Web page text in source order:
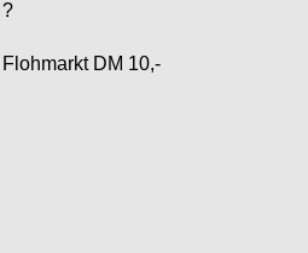
?
Flohmarkt DM 10,-